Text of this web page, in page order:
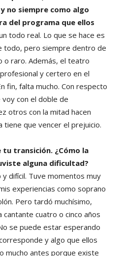
no siempre como algo
del programa que ellos
todo real. Lo que se hace es
todo, pero siempre dentro de
o raro. Además, el teatro
y certero en el
fin, falta mucho. Con respecto
con el doble de
otros con la mitad hacen
tiene que vencer el prejuicio.
transición. ¿Cómo la
alguna dificultad?
difícil. Tuve momentos muy
experiencias como soprano
Pero tardó muchísimo,
cantante cuatro o cinco años
se puede estar esperando
y algo que ellos
mucho antes porque existe